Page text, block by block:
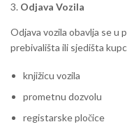
3. Odjava Vozila
Odjava vozila obavlja se u
prebivališta ili sjedišta
knjižicu vozila
prometnu dozvolu
registarske pločice